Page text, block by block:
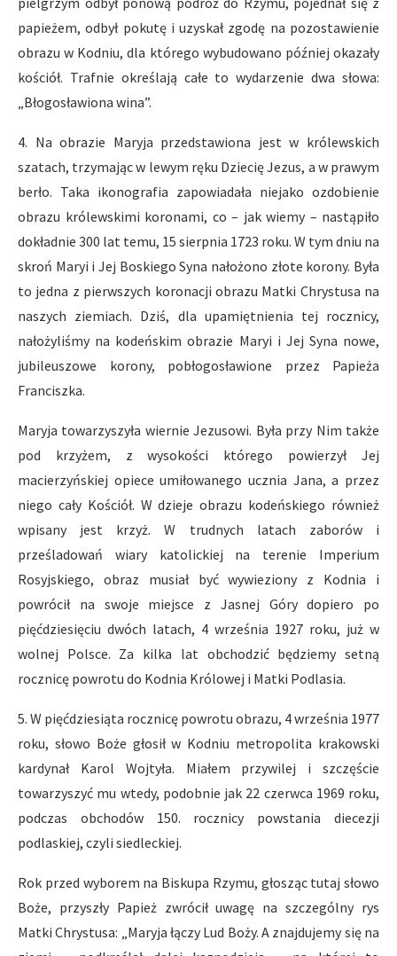
papieżem, odbył pokutę i uzyskał zgodę na pozostawienie
obrazu w Kodniu, dla którego wybudowano później okazały
kościół. Trafnie określają całe to wydarzenie dwa słowa:
„Błogosławiona wina”.
4. Na obrazie Maryja przedstawiona jest w królewskich
szatach, trzymając w lewym ręku Dziecię Jezus, a w prawym
berło. Taka ikonografia zapowiadała niejako ozdobienie
obrazu królewskimi koronami, co – jak wiemy – nastąpiło
dokładnie 300 lat temu, 15 sierpnia 1723 roku. W tym dniu na
skroń Maryi i Jej Boskiego Syna nałożono złote korony. Była
to jedna z pierwszych koronacji obrazu Matki Chrystusa na
naszych ziemiach. Dziś, dla upamiętnienia tej rocznicy,
nałożyliśmy na kodeńskim obrazie Maryi i Jej Syna nowe,
jubileuszowe korony, pobłogosławione przez Papieża
Franciszka.
Maryja towarzyszyła wiernie Jezusowi. Była przy Nim także
pod krzyżem, z wysokości którego powierzył Jej
macierzyńskiej opiece umiłowanego ucznia Jana, a przez
niego cały Kościół. W dzieje obrazu kodeńskiego również
wpisany jest krzyż. W trudnych latach zaborów i
prześladowań wiary katolickiej na terenie Imperium
Rosyjskiego, obraz musiał być wywieziony z Kodnia i
powrócił na swoje miejsce z Jasnej Góry dopiero po
pięćdziesięciu dwóch latach, 4 września 1927 roku, już w
wolnej Polsce. Za kilka lat obchodzić będziemy setną
rocznicę powrotu do Kodnia Królowej i Matki Podlasia.
5. W pięćdziesiąta rocznicę powrotu obrazu, 4 września 1977
roku, słowo Boże głosił w Kodniu metropolita krakowski
kardynał Karol Wojtyła. Miałem przywilej i szczęście
towarzyszyć mu wtedy, podobnie jak 22 czerwca 1969 roku,
podczas obchodów 150. rocznicy powstania diecezji
podlaskiej, czyli siedleckiej.
Rok przed wyborem na Biskupa Rzymu, głosząc tutaj słowo
Boże, przyszły Papież zwrócił uwagę na szczególny rys
Matki Chrystusa: „Maryja łączy Lud Boży. A znajdujemy się na